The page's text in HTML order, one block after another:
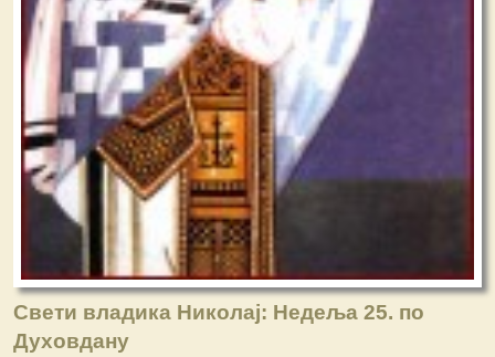
Свети владика Николај: Недеља 25. по
Духовдану